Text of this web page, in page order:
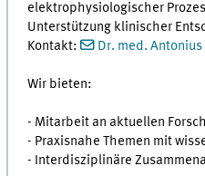
elektrophysiologischer
Unterstützung klinischer
Kontakt:
Dr. med.
Wir bieten:
- Mitarbeit an aktuellen
- Praxisnahe Themen mit
- Interdisziplinäre